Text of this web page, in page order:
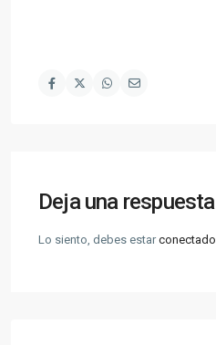
Deja una respuesta
Lo siento, debes estarconectado